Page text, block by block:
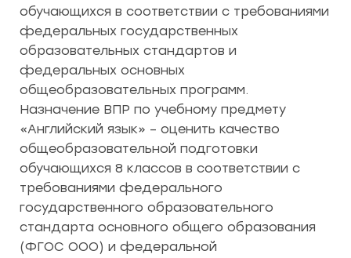
обучающихся в соответствии с требованиями
федеральных государственных
образовательных стандартов и
федеральных основных
общеобразовательных программ.
Назначение ВПР по учебному предмету
«Английский язык» – оценить качество
общеобразовательной подготовки
обучающихся 8 классов в соответствии с
требованиями федерального
государственного образовательного
стандарта основного общего образования
(ФГОС ООО) и федеральной